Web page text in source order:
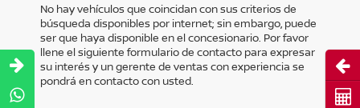
No hay vehículos que coincidan con sus criterios de
búsqueda disponibles por internet; sin embargo, puede
ser que haya disponible en el concesionario. Por favor
llene el siguiente formulario de contacto para expresar
su interés y un gerente de ventas con experiencia se
pondrá en contacto con usted.